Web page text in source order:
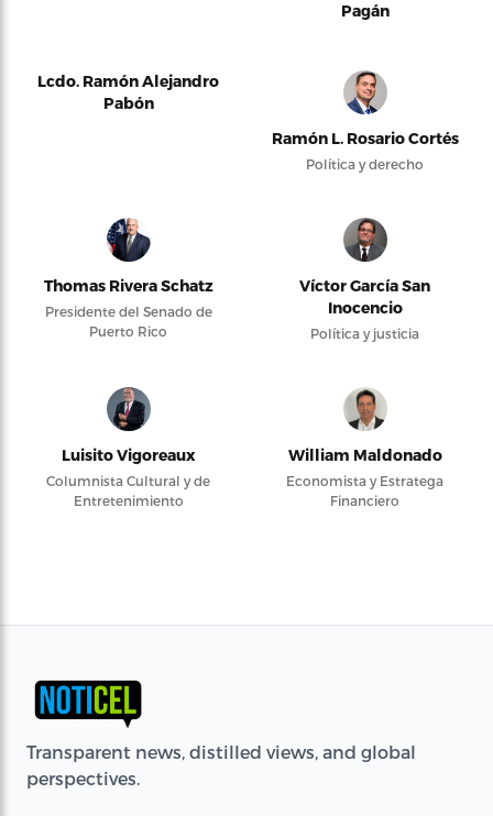
Pagán
Lcdo. Ramón Alejandro
Pabón
Ramón L. Rosario Cortés
Política y derecho
Thomas Rivera Schatz
Presidente del Senado de
Puerto Rico
Víctor García San
Inocencio
Política y justicia
Luisito Vigoreaux
Columnista Cultural y de
Entretenimiento
William Maldonado
Economista y Estratega
Financiero
Transparent news, distilled views, and global
perspectives.